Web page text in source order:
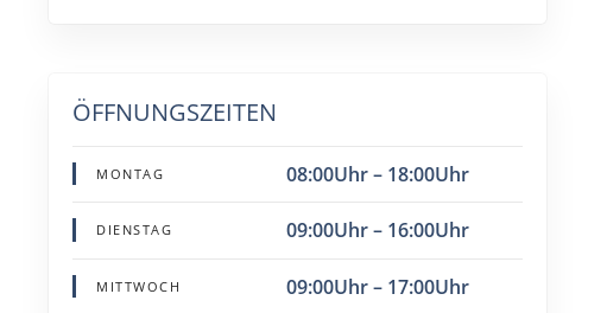
ÖFFNUNGSZEITEN
MONTAG 08:00Uhr – 18:00Uhr
DIENSTAG 09:00Uhr – 16:00Uhr
MITTWOCH 09:00Uhr – 17:00Uhr